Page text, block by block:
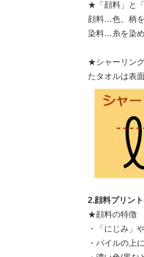
★「顔料」と
顔料…色、柄
染料…糸を染め
★シャーリン
たタオルは表
2.顔料プリン
★顔料の特徴
・「にじみ」
・パイルの上